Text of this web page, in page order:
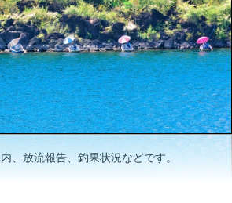
、放流報告、釣果状況などです。